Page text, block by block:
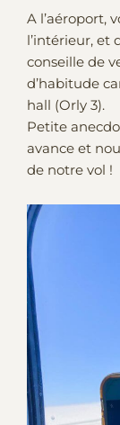
A l’aéroport,
l’intérieur, et
conseille de
d’habitude
hall (Orly 3).
Petite
avance et
de notre vol !